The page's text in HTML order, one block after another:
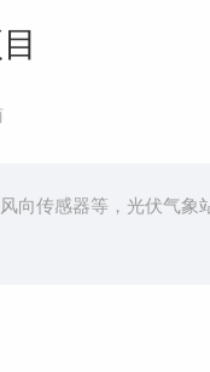
向传感器等，光伏气象